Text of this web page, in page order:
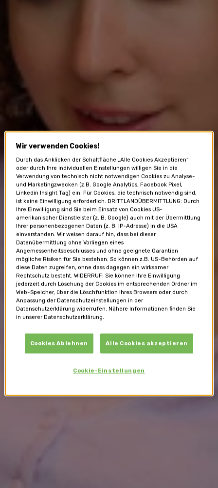
Wir verwenden Cookies!
Durch das Anklicken der Schaltfläche „Alle Cookies Akzeptieren“
oder durch Ihre individuellen Einstellungen willigen Sie in die
Verwendung von technisch nicht notwendigen Cookies zu Analyse-
und Marketingzwecken (z.B. Google Analytics, Facebook Pixel,
Linkedin Insight Tag) ein. Für Cookies, die technisch notwendig sind,
ist keine Einwilligung erforderlich. DRITTLANDÜBERMITTLUNG: Durch
Ihre Einwilligung sind Sie beim Einsatz von Cookies US-
amerikanischer Dienstleister (z. B. Google) auch mit der Übermittlung
Ihrer personenbezogenen Daten (z. B. IP-Adresse) in die USA
einverstanden. Wir weisen darauf hin, dass bei dieser
Datenübermittlung ohne Vorliegen eines
Angemessenheitsbeschlusses und ohne geeignete Garantien
mögliche Risiken für Sie bestehen. So können z.B. US-Behörden auf
diese Daten zugreifen, ohne dass dagegen ein wirksamer
Rechtschutz besteht. WIDERRUF: Sie können Ihre Einwilligung
jederzeit durch Löschung der Cookies im entsprechenden Ordner im
Web-Speicher, über die Löschfunktion Ihres Browsers oder durch
Anpassung der Datenschutzeinstellungen in der
Datenschutzerklärung widerrufen. Nähere Informationen finden Sie
in unserer Datenschutzerklärung.
Cookies Ablehnen Alle Cookies akzeptieren
Cookie-Einstellungen